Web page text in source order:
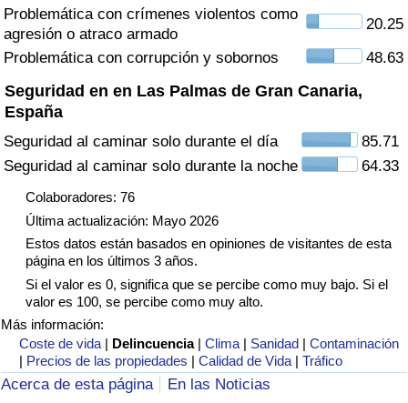
Problemática con crímenes violentos como
agresión o atraco armado
20.25
Problemática con corrupción y sobornos
48.63
Seguridad en en Las Palmas de Gran Canaria,
España
Seguridad al caminar solo durante el día
85.71
Seguridad al caminar solo durante la noche
64.33
Colaboradores: 76
Última actualización: Mayo 2026
Estos datos están basados en opiniones de visitantes de esta
página en los últimos 3 años.
Si el valor es 0, significa que se percibe como muy bajo. Si el
valor es 100, se percibe como muy alto.
Más información:
Coste de vida | Delincuencia |Clima | Sanidad |Contaminación
| Precios de las propiedades |Calidad de Vida |Tráfico
Acerca de esta página
En las Noticias
Tráfico
Índice de Tráfico
Índice de Tráfico (Actual)
Índice de Tráfico por País